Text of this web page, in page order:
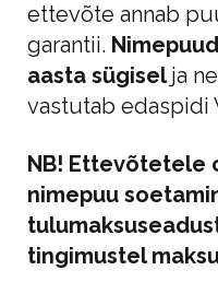
ettevõte annab
garantii.
aasta sügiselja
vastutab edaspidi
NB! Ettevõtetele
nimepuu
tingimustel